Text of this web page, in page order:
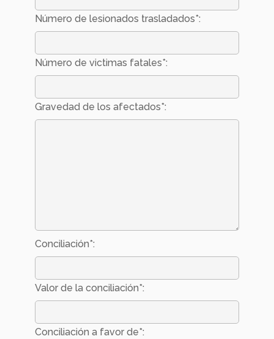
Número de lesionados trasladados*:
Número de victimas fatales*:
Gravedad de los afectados*:
Conciliación*:
Valor de la conciliación*:
Conciliación a favor de*: